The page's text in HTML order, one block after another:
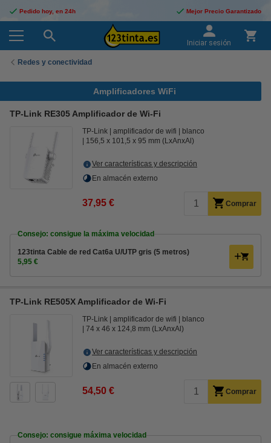
Pedido hoy, en 24h Mejor Precio Garantizado
Iniciar sesión
Redes y conectividad
Amplificadores WiFi
TP-Link RE305 Amplificador de Wi-Fi
TP-Link amplificador de wifi
blanco
156,5 x 101,5 x 95 mm (LxAnxAl)
Ver características y descripción
En almacén externo
37,95 € Comprar
Consejo: consigue la máxima velocidad
123tinta Cable de red Cat6a U/UTP gris (5 metros)
5,95 €
TP-Link RE505X Amplificador de Wi-Fi
TP-Link amplificador de wifi
blanco
74 x 46 x 124,8 mm (LxAnxAl)
Ver características y descripción
En almacén externo
54,50 € Comprar
Consejo: consigue máxima velocidad